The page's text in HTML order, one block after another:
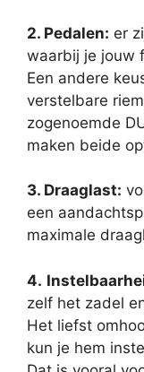
2. Pedalen: er
waarbij je jouw
Een andere
verstelbare
zogenoemde
maken beide
3. Draaglast:
een
maximale
4.
zelf het zadel
Het liefst
kun je hem